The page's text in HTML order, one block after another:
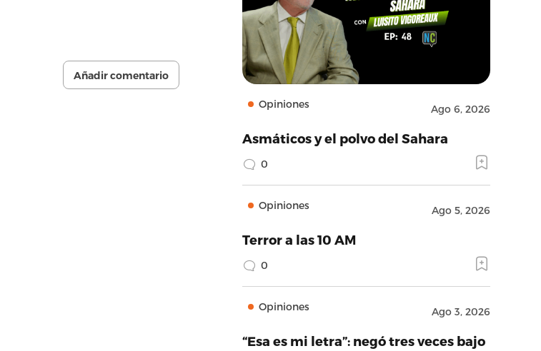
Añadir comentario
Opiniones Ago 6, 2026
Asmáticos y el polvo del Sahara
0
Opiniones Ago 5, 2026
Terror a las 10 AM
0
Opiniones Ago 3, 2026
“Esa es mi letra”: negó tres veces bajo